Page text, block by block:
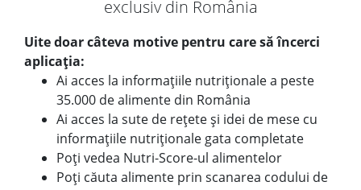
exclusiv din România
Uite doar câteva motive pentru care să încerci
aplicația:
Ai acces la informațiile nutriționale a peste
35.000 de alimente din România
Ai acces la sute de rețete și idei de mese cu
informațiile nutriționale gata completate
Poți vedea Nutri-Score-ul alimentelor
Poți căuta alimente prin scanarea codului de